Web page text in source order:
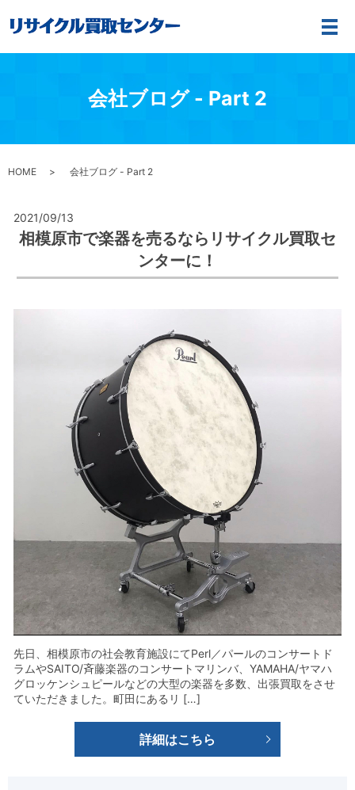
メ
会社ブログ - Part 2
HOME 会社ブログ - Part 2
2021/09/13
相模原市で楽器を売るならリサイクル買取セ
ンターに！
先日、相模原市の社会教育施設にてPerl／パールのコンサートド
ラムやSAITO/斉藤楽器のコンサートマリンバ、YAMAHA/ヤマハ
グロッケンシュピールなどの大型の楽器を多数、出張買取をさせ
ていただきました。町田にあるリ […]
詳細はこちら